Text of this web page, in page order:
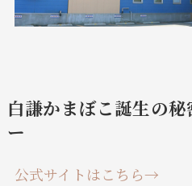
白謙かまぼこ誕生の
ー
公式サイトはこちら→